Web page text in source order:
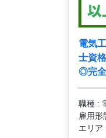
電気
士資
◎完
職種 :
雇用形
エリア